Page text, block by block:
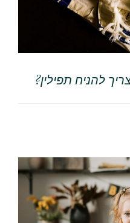
להניח תפילין?